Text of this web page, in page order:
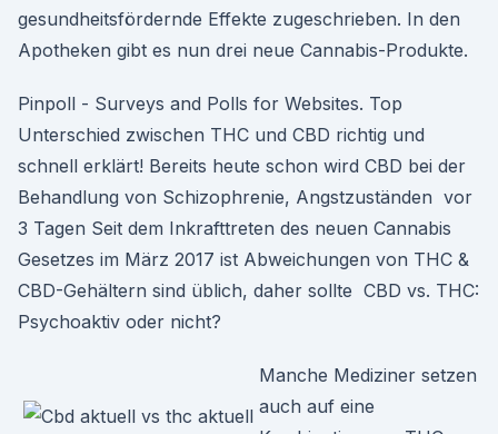
gesundheitsfördernde Effekte zugeschrieben. In den
Apotheken gibt es nun drei neue Cannabis-Produkte.
Pinpoll - Surveys and Polls for Websites. Top
Unterschied zwischen THC und CBD richtig und
schnell erklärt! Bereits heute schon wird CBD bei der
Behandlung von Schizophrenie, Angstzuständen vor
3 Tagen Seit dem Inkrafttreten des neuen Cannabis
Gesetzes im März 2017 ist Abweichungen von THC &
CBD-Gehältern sind üblich, daher sollte CBD vs. THC:
Psychoaktiv oder nicht?
Manche Mediziner setzen
auch auf eine